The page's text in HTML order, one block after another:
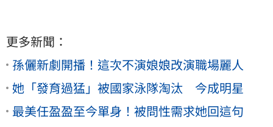
更多新聞：
孫儷新劇開播！這次不演娘娘改演職場麗人
她「發育過猛」被國家泳隊淘汰 今成明星
最美任盈盈至今單身！被問性需求她回這句